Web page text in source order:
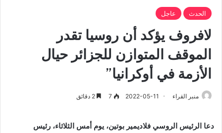
الحدث عاجل
لافروف يؤكد أن روسيا تقدر
الموقف المتوازن للجزائر حيال
الأزمة في أوكرانيا”
منبر القراء 2022-05-11
7
دعا الرئيس الروسي فلاديمير بوتين، يوم أمس الثلاثاء، رئيس